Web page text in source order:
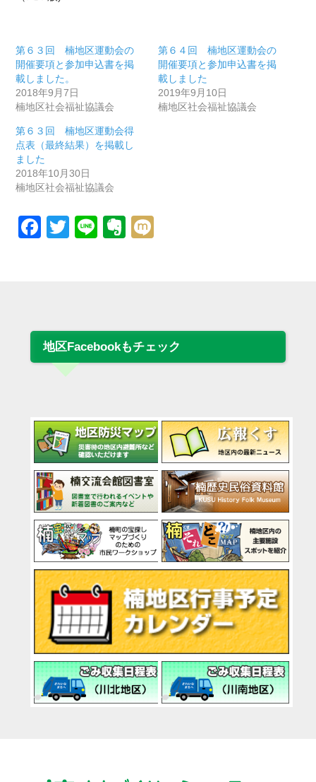
第６３回 楠地区運動会の
開催要項と参加申込書を掲
載しました。
2018年9月7日
楠地区社会福祉協議会
第６４回 楠地区運動会の
開催要項と参加申込書を掲
載しました
2019年9月10日
楠地区社会福祉協議会
第６３回 楠地区運動会得
点表（最終結果）を掲載し
ました
2018年10月30日
楠地区社会福祉協議会
Facebook
Twitter
LineEvernote
地区Facebookもチェック